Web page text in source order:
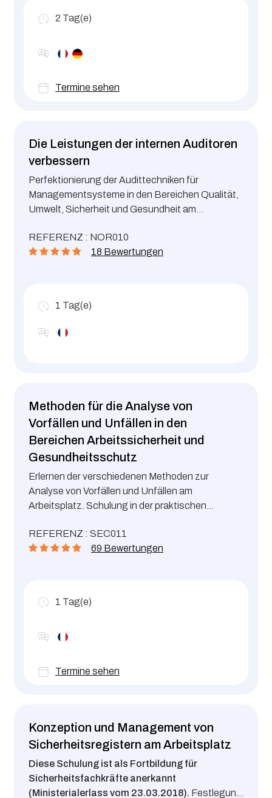
2 Tag(e)
Termine sehen
Die Leistungen der internen Auditoren
verbessern
Perfektionierung der Audittechniken für
Managementsysteme in den Bereichen Qualität,
Umwelt, Sicherheit und Gesundheit am
Lebensmittelsicherheit
REFERENZ : NOR010
18 Bewertungen
1 Tag(e)
Methoden für die Analyse von
Vorfällen und Unfällen in den
Bereichen Arbeitssicherheit und
Gesundheitsschutz
Erlernen der verschiedenen Methoden zur
Analyse von Vorfällen und Unfällen am
Arbeitsplatz. Schulung in der praktischen
REFERENZ : SEC011
69 Bewertungen
1 Tag(e)
Termine sehen
Konzeption und Management von
Sicherheitsregistern am Arbeitsplatz
Diese Schulung ist als Fortbildung für
Sicherheitsfachkräfte anerkannt
(Ministerialerlass vom 23.03.2018). Festlegung